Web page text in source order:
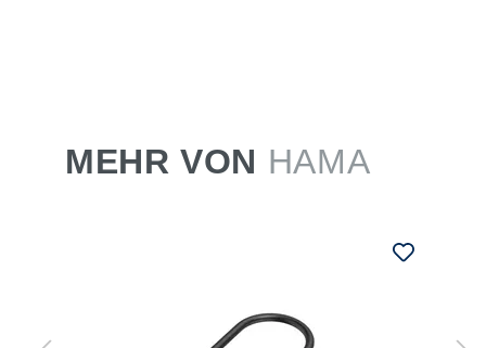
MEHR VON HAMA